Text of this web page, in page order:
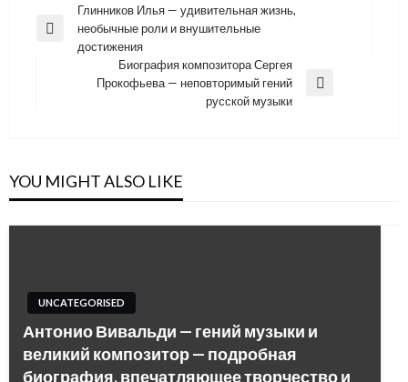
Навигация
по
Previous
Глинников Илья — удивительная жизнь,
необычные роли и внушительные
достижения
Биография композитора Сергея
Прокофьева — неповторимый гений
русской музыки
YOU MIGHT ALSO LIKE
UNCATEGORISED
Антонио Вивальди — гений музыки и
великий композитор — подробная
биография, впечатляющее творчество и